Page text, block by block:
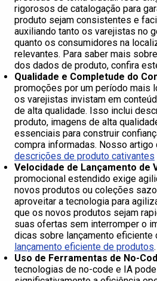
rigorosos de catalogação para
produto sejam consistentes e
auxiliando tanto os varejistas no
quanto os consumidores na
relevantes. Para saber mais
dos dados de produto, confira
Qualidade e Completude do
promoções por um período mais
os varejistas invistam em
de alta qualidade. Isso inclui
produto, imagens de alta
essenciais para construir
compra informadas. Nosso
descrições de produto cativantes
Velocidade de Lançamento de
promocional estendido exige
novos produtos ou coleções
aproveitar a tecnologia para
que os novos produtos sejam
suas ofertas sem interromper o
dicas sobre lançamento eficiente
lançamento eficiente de produtos.
Uso de Ferramentas de No-
tecnologias de no-code e IA